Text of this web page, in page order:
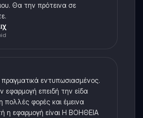
Θα την πρότεινα σε
πραγματικά εντυπωσιασμένος.
εφαρμογή επειδή την είδα
πολλές φορές και έμεινα
η εφαρμογή είναι Η ΒΟΗΘΕΙΑ